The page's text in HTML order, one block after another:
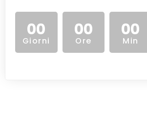
00
Giorni
00
Ore
00
Min